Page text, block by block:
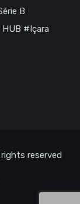
B
HUB #Içara
rights reserved